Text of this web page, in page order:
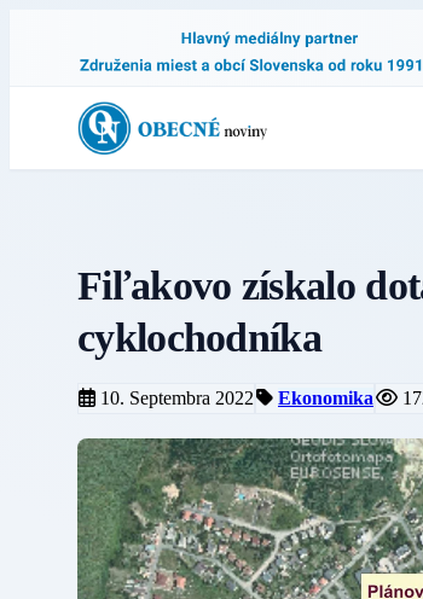
Fiľakovo získalo
cyklochodníka
10. Septembra 2022 Ekonomika